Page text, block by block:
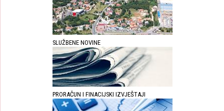
SLUŽBENE NOVINE
PRORAČUN I FINACIJSKI IZVJEŠTAJI